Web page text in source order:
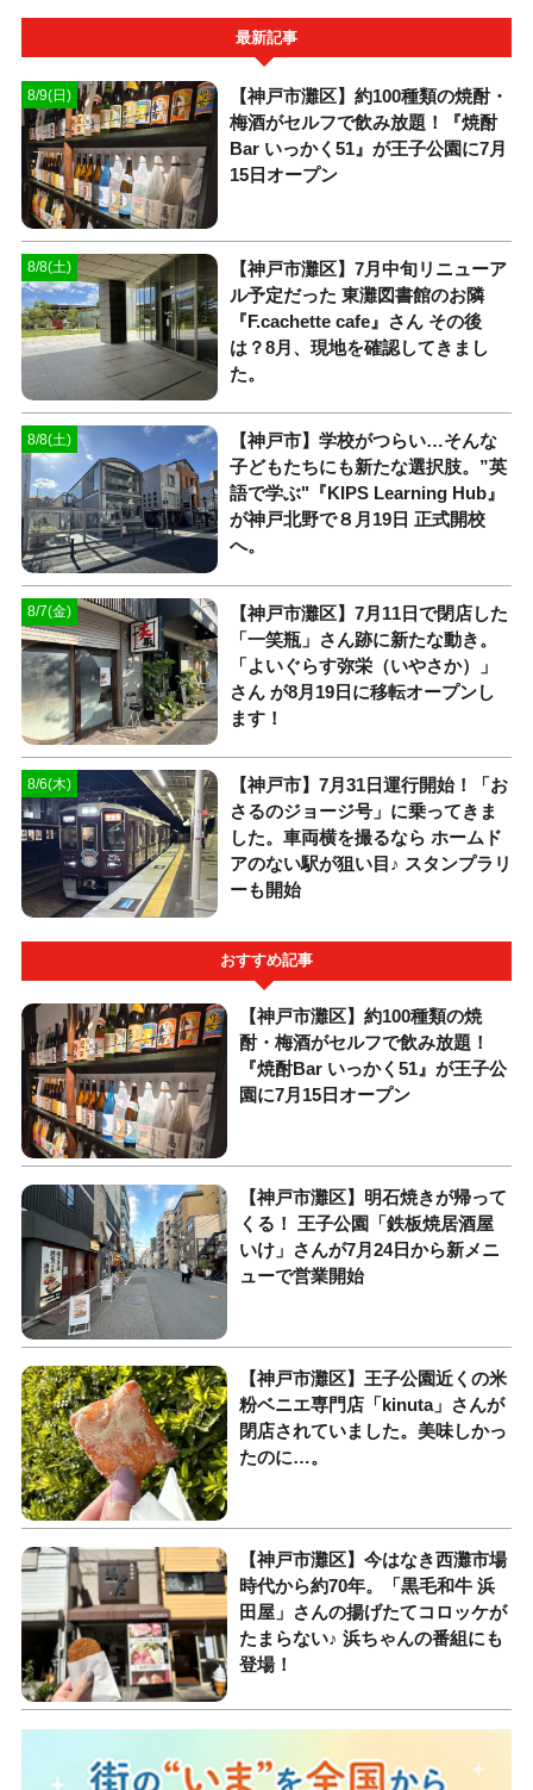
最新記事
8/9(日)
【神戸市灘区】約100種類の焼酎・
梅酒がセルフで飲み放題！『焼酎
Bar いっかく51』が王子公園に7月
15日オープン
8/8(土)
【神戸市灘区】7月中旬リニューア
ル予定だった 東灘図書館のお隣
『F.cachette cafe』さん その後
は？8月、現地を確認してきまし
た。
8/8(土)
【神戸市】学校がつらい…そんな
子どもたちにも新たな選択肢。”英
語で学ぶ"『KIPS Learning Hub』
が神戸北野で８月19日 正式開校
へ。
8/7(金)
【神戸市灘区】7月11日で閉店した
「一笑瓶」さん跡に新たな動き。
「よいぐらす弥栄（いやさか）」
さん が8月19日に移転オープンし
ます！
8/6(木)
【神戸市】7月31日運行開始！「お
さるのジョージ号」に乗ってきま
した。車両横を撮るなら ホームド
アのない駅が狙い目♪ スタンプラリ
ーも開始
おすすめ記事
【神戸市灘区】約100種類の焼
酎・梅酒がセルフで飲み放題！
『焼酎Bar いっかく51』が王子公
園に7月15日オープン
【神戸市灘区】明石焼きが帰って
くる！ 王子公園「鉄板焼居酒屋
いけ」さんが7月24日から新メニ
ューで営業開始
【神戸市灘区】王子公園近くの米
粉ベニエ専門店「kinuta」さんが
閉店されていました。美味しかっ
たのに…。
【神戸市灘区】今はなき西灘市場
時代から約70年。「黒毛和牛 浜
田屋」さんの揚げたてコロッケが
たまらない♪ 浜ちゃんの番組にも
登場！